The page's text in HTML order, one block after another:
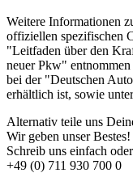
Weitere Informationen
offiziellen spezifischen
"Leitfaden über den
neuer Pkw"
bei der "Deutschen
erhältlich ist, sowie
Alternativ teile uns
Wir geben unser Bestes!
Schreib uns einfach
+49 (0) 711 930 700 0